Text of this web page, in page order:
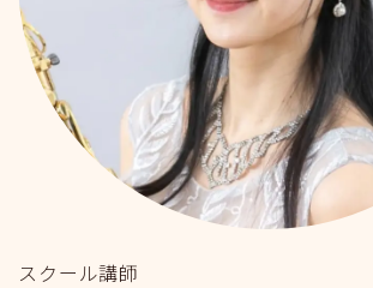
スクール講師